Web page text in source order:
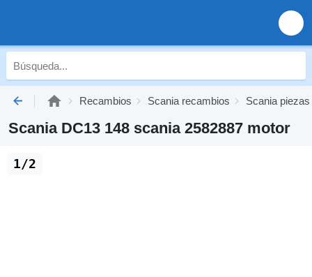
Recambios Scania recambios Scania
Scania DC13 148 scania 2582887 motor
1/2